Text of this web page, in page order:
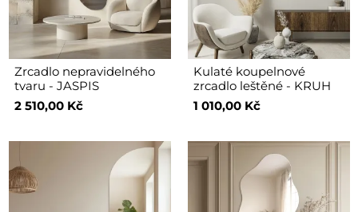
Zrcadlo nepravidelného
tvaru - JASPIS
2 510,00 Kč
Kulaté koupelnové
zrcadlo leštěné - KRUH
1 010,00 Kč